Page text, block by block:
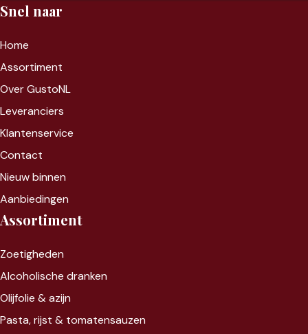
Snel naar
Home
Assortiment
Over GustoNL
Leveranciers
Klantenservice
Contact
Nieuw binnen
Aanbiedingen
Assortiment
Zoetigheden
Alcoholische dranken
Olijfolie & azijn
Pasta, rijst & tomatensauzen